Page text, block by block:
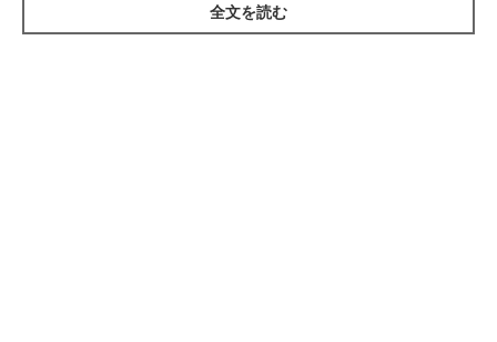
全文を読む